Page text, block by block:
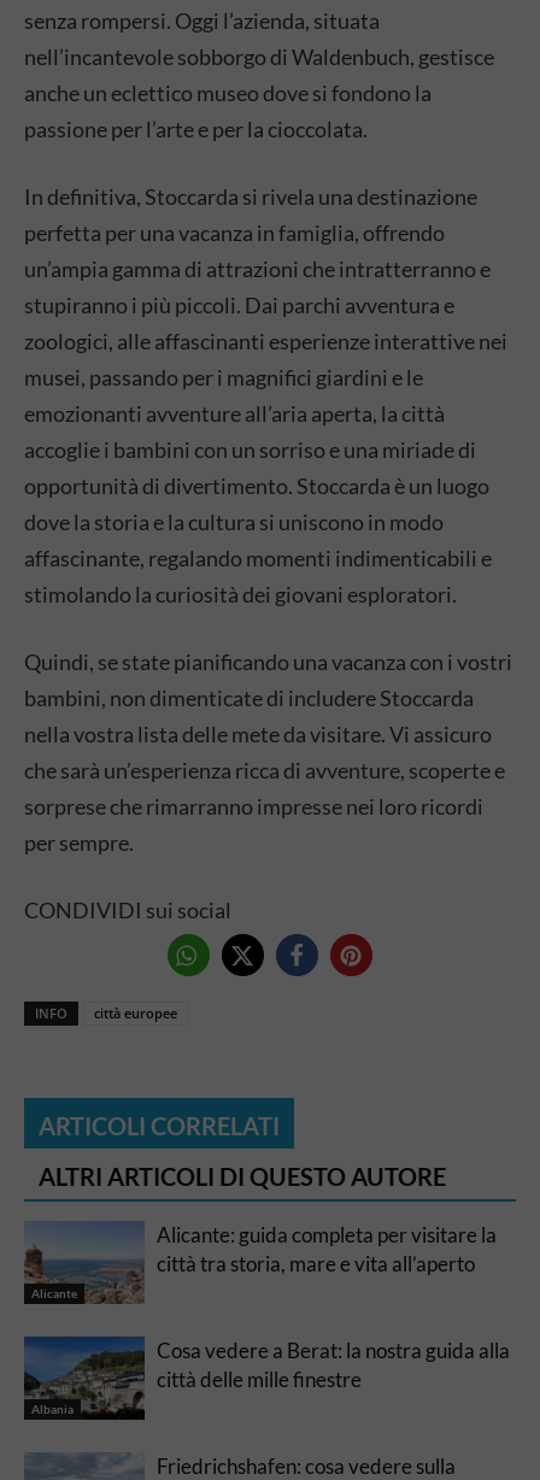
senza rompersi. Oggi l’azienda, situata
nell’incantevole sobborgo di Waldenbuch, gestisce
anche un eclettico museo dove si fondono la
passione per l’arte e per la cioccolata.
In definitiva, Stoccarda si rivela una destinazione
perfetta per una vacanza in famiglia, offrendo
un’ampia gamma di attrazioni che intratterranno e
stupiranno i più piccoli. Dai parchi avventura e
zoologici, alle affascinanti esperienze interattive nei
musei, passando per i magnifici giardini e le
emozionanti avventure all’aria aperta, la città
accoglie i bambini con un sorriso e una miriade di
opportunità di divertimento. Stoccarda è un luogo
dove la storia e la cultura si uniscono in modo
affascinante, regalando momenti indimenticabili e
stimolando la curiosità dei giovani esploratori.
Quindi, se state pianificando una vacanza con i vostri
bambini, non dimenticate di includere Stoccarda
nella vostra lista delle mete da visitare. Vi assicuro
che sarà un’esperienza ricca di avventure, scoperte e
sorprese che rimarranno impresse nei loro ricordi
per sempre.
CONDIVIDI sui social
INFO città europee
ARTICOLI CORRELATI
ALTRI ARTICOLI DI QUESTO AUTORE
Alicante
Alicante: guida completa per visitare la
città tra storia, mare e vita all’aperto
Albania
Cosa vedere a Berat: la nostra guida alla
città delle mille finestre
Friedrichshafen: cosa vedere sulla